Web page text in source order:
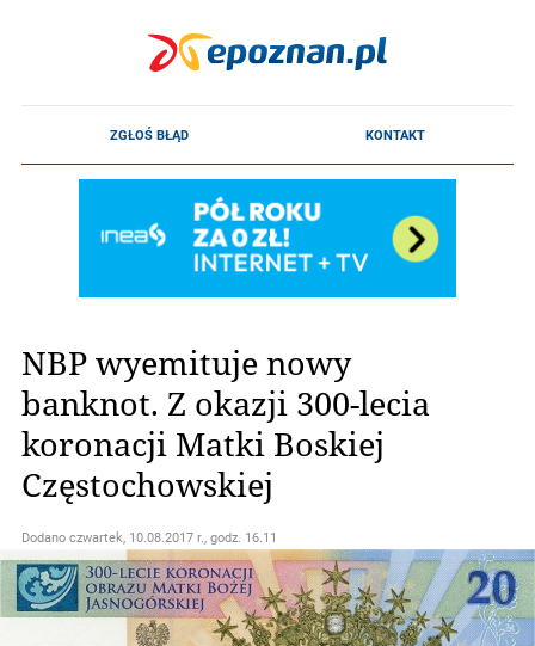
NBP wyemituje nowy
banknot. Z okazji 300-lecia
koronacji Matki Boskiej
Częstochowskiej
Dodano czwartek, 10.08.2017 r., godz. 16.11